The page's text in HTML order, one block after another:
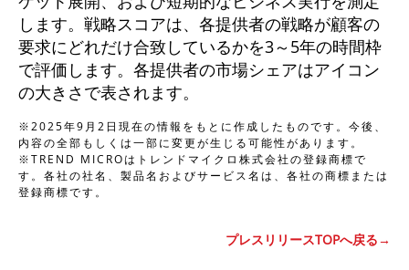
します。戦略スコアは、各提供者の戦略が顧客の
要求にどれだけ合致しているかを3～5年の時間枠
で評価します。各提供者の市場シェアはアイコン
の大きさで表されます。
※2025年9月2日現在の情報をもとに作成したものです。今後、
内容の全部もしくは一部に変更が生じる可能性があります。
※TREND MICROはトレンドマイクロ株式会社の登録商標で
す。各社の社名、製品名およびサービス名は、各社の商標または
登録商標です。
プレスリリースTOPへ戻る→